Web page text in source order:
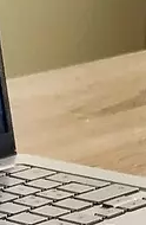
an